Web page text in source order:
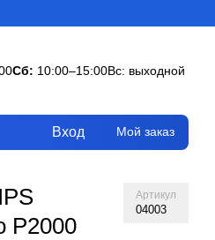
Сб: 10:00–15:00Вс: выходной
Вход Мой заказ
P2000
Артикул
04003